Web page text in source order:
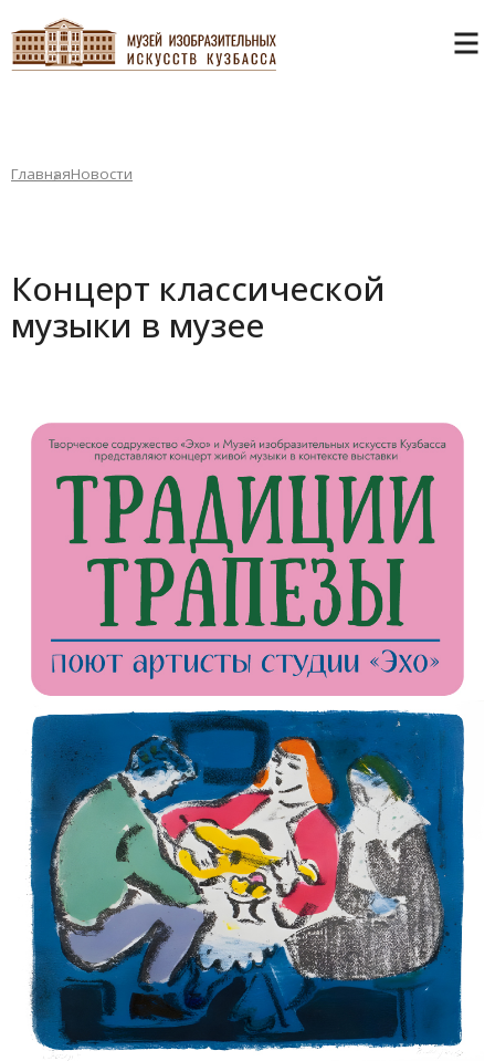
ГлавнаяНовости
Концерт классической
музыки в музее